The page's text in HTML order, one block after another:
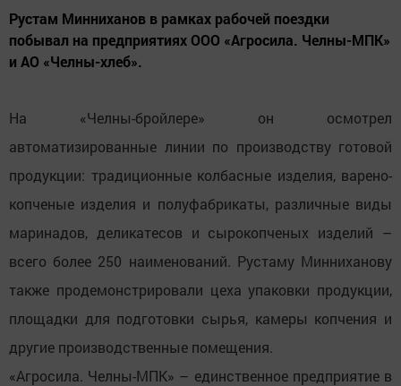
Рустам Минниханов в рамках рабочей поездки
побывал на предприятиях ООО «Агросила. Челны-МПК»
и АО «Челны-хлеб».
На «Челны-бройлере» он осмотрел
автоматизированные линии по производству готовой
продукции: традиционные колбасные изделия, варено-
копченые изделия и полуфабрикаты, различные виды
маринадов, деликатесов и сырокопченых изделий –
всего более 250 наименований. Рустаму Минниханову
также продемонстрировали цеха упаковки продукции,
площадки для подготовки сырья, камеры копчения и
другие производственные помещения.
«Агросила. Челны-МПК» – единственное предприятие в